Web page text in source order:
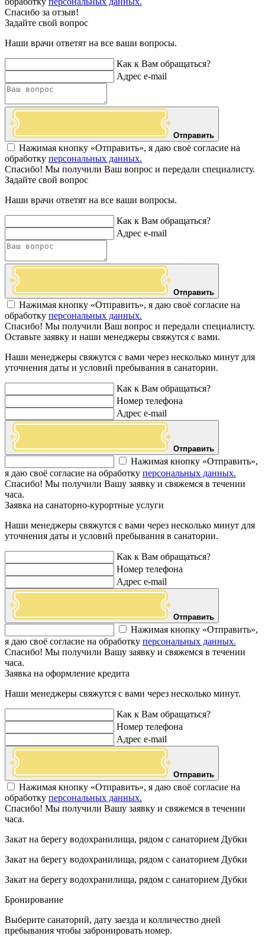
Спасибо за отзыв!
Задайте свой вопрос
Наши врачи ответят на все ваши вопросы.
Как к Вам обращаться?
Адрес e-mail
Отправить
Нажимая кнопку «Отправить», я даю своё согласие на
обработку персональных данных.
Спасибо! Мы получили Ваш вопрос и передали специалисту.
Задайте свой вопрос
Наши врачи ответят на все ваши вопросы.
Как к Вам обращаться?
Адрес e-mail
Отправить
Нажимая кнопку «Отправить», я даю своё согласие на
обработку персональных данных.
Спасибо! Мы получили Ваш вопрос и передали специалисту.
Оставьте заявку и наши менеджеры свяжутся с вами.
Наши менеджеры свяжутся с вами через несколько минут для
уточнения даты и условий пребывания в санатории.
Как к Вам обращаться?
Номер телефона
Адрес e-mail
Отправить
Нажимая кнопку «Отправить»,
я даю своё согласие на обработку персональных данных.
Спасибо! Мы получили Вашу заявку и свяжемся в течении
часа.
Заявка на санаторно-курортные услуги
Наши менеджеры свяжутся с вами через несколько минут для
уточнения даты и условий пребывания в санатории.
Как к Вам обращаться?
Номер телефона
Адрес e-mail
Отправить
Нажимая кнопку «Отправить»,
я даю своё согласие на обработку персональных данных.
Спасибо! Мы получили Вашу заявку и свяжемся в течении
часа.
Заявка на оформление кредита
Наши менеджеры свяжутся с вами через несколько минут.
Как к Вам обращаться?
Номер телефона
Адрес e-mail
Отправить
Нажимая кнопку «Отправить», я даю своё согласие на
обработку персональных данных.
Спасибо! Мы получили Вашу заявку и свяжемся в течении
часа.
Закат на берегу водохранилища, рядом с санаторием Дубки
Закат на берегу водохранилища, рядом с санаторием Дубки
Закат на берегу водохранилища, рядом с санаторием Дубки
Бронирование
Выберите санаторий, дату заезда и колличество дней
пребывания чтобы забронировать номер.